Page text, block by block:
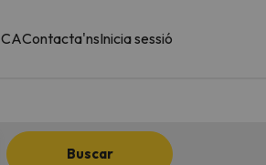
CAContacta'nsInicia sessió
Buscar